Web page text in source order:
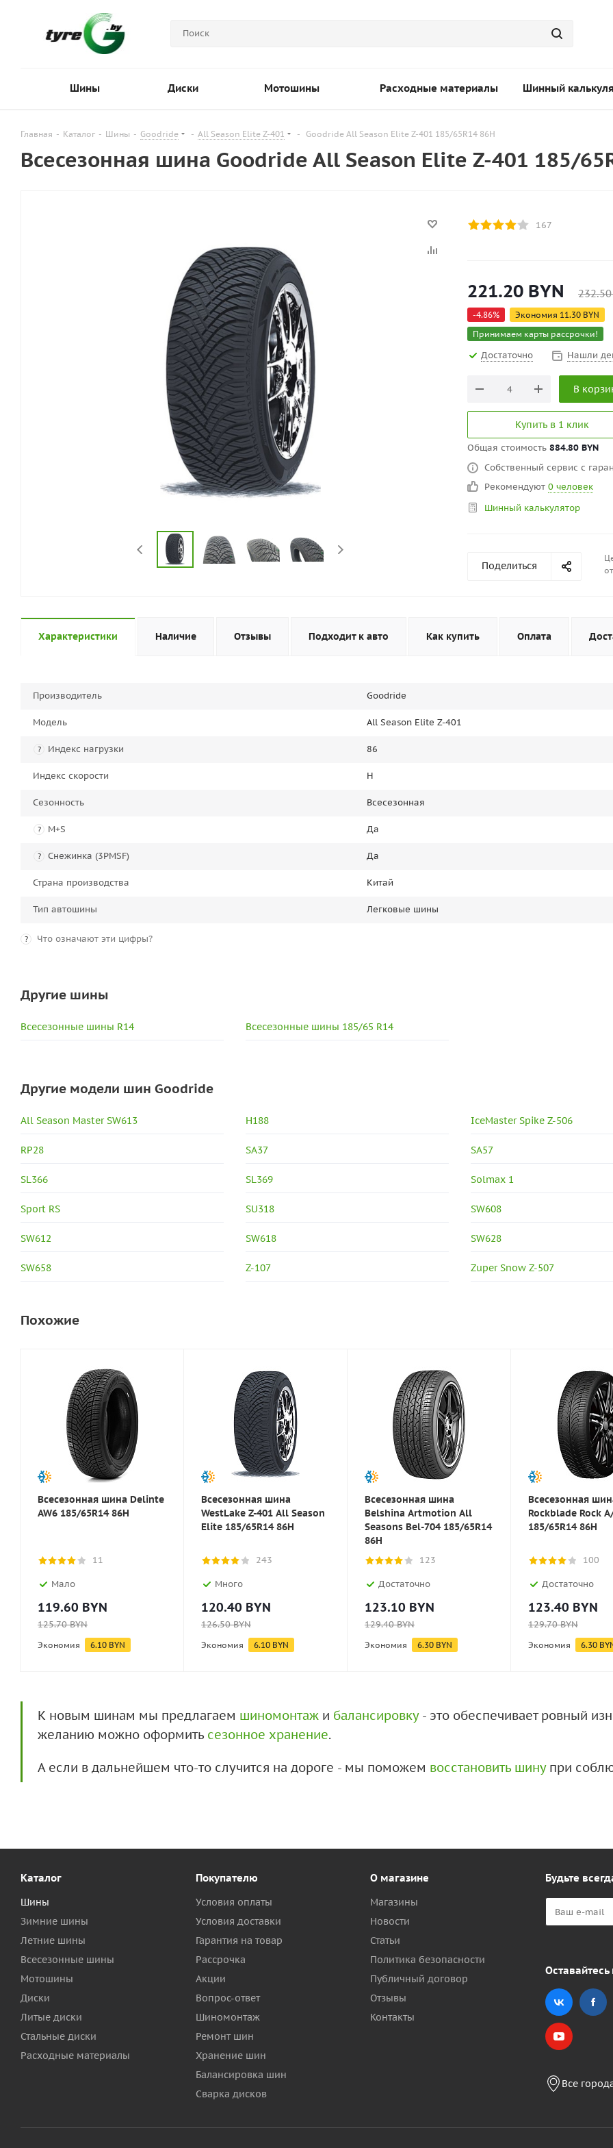
Шины Диски Мотошины Расходные материалы Шинный
Главная - Каталог - Шины - Goodride - All Season Elite Z-401 - Goodride All Season Elite Z-401 185/65R14 86H
Всесезонная шина Goodride All Season Elite Z-401 185/
167
221.20 BYN 232.50
-4.86% Экономия 11.30 BYN
Принимаем карты рассрочки!
Достаточно Нашли
В
Купить в 1 клик
Общая стоимость 884.80 BYN
Собственный сервис с
Рекомендуют 0 человек
Шинный калькулятор
Поделиться
Характеристики Наличие Отзывы Подходит к авто Как купить Оплата
Производитель Goodride
Модель All Season Elite Z-401
? Индекс нагрузки 86
Индекс скорости H
Сезонность Всесезонная
? M+S Да
? Снежинка (3PMSF) Да
Страна производства Китай
Тип автошины Легковые шины
? Что означают эти цифры?
Другие шины
Всесезонные шины R14 Всесезонные шины 185/65 R14
Другие модели шин Goodride
All Season Master SW613 H188 IceMaster Spike Z-506
RP28 SA37 SA57
SL366 SL369 Solmax 1
Sport RS SU318 SW608
SW612 SW618 SW628
SW658 Z-107 Zuper Snow Z-507
Похожие
Всесезонная шина Delinte
AW6 185/65R14 86H
11
Мало
119.60 BYN
125.70BYN
Экономия 6.10 BYN
Всесезонная шина
WestLake Z-401 All Season
Elite 185/65R14 86H
243
Много
120.40 BYN
126.50BYN
Экономия 6.10 BYN
Всесезонная шина
Belshina Artmotion All
Seasons Bel-704 185/65R14
86H
123
Достаточно
123.10 BYN
129.40BYN
Экономия 6.30 BYN
Всесезонная
Rockblade Rock
185/65R14 86H
100
Достаточно
123.40 BYN
129.70BYN
Экономия 6.30
К новым шинам мы предлагаем шиномонтаж и балансировку- это обеспечивает ровный
желанию можно оформить сезонное хранение.
А если в дальнейшем что-то случится на дороге - мы поможем восстановить шинупри
Каталог
Шины
Зимние шины
Летние шины
Всесезонные шины
Мотошины
Диски
Литые диски
Стальные диски
Расходные материалы
Покупателю
Условия оплаты
Условия доставки
Гарантия на товар
Рассрочка
Акции
Вопрос-ответ
Шиномонтаж
Ремонт шин
Хранение шин
Балансировка шин
Сварка дисков
О магазине
Магазины
Новости
Статьи
Политика безопасности
Публичный договор
Отзывы
Контакты
Будьте
Оставайтесь
Все